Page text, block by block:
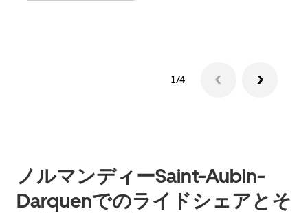
1/4
ノルマンディーSaint-Aubin-
Darquenでのライドシェアとそ